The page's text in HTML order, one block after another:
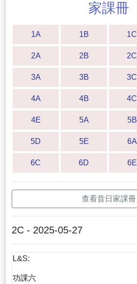
家課冊
1A 1B 1C
2A 2B 2C
3A 3B 3C
4A 4B 4C
4E 5A 5B
5D 5E 6A
6C 6D 6E
查看昔日家課冊
2C - 2025-05-27
L&S:
功課六